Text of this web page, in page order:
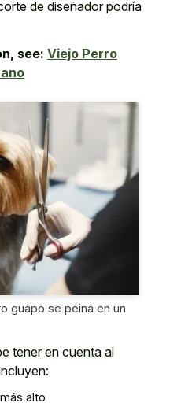
de diseñador podría
see: Viejo Perro
guapo se peina en un
tener en cuenta al
alto